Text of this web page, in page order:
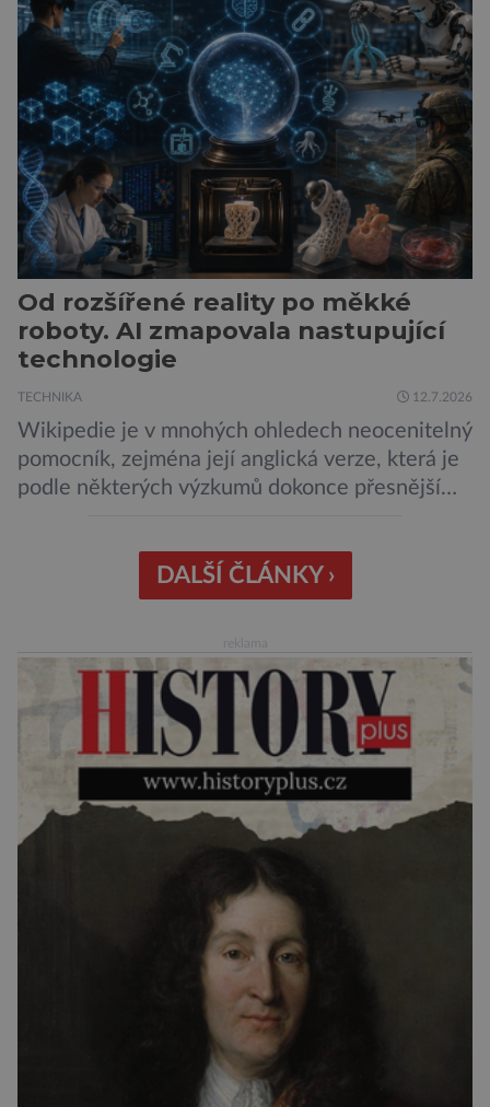
ukazuje, že i kompaktní elektromobil může být
autem, se kterým bez obav vyrazíte za hranice
města Peugeot se u modelu 208 trefil do
černého už […]
Od rozšířené reality po měkké
roboty. AI zmapovala nastupující
technologie
TECHNIKA 12.7.2026
Wikipedie je v mnohých ohledech neocenitelný
pomocník, zejména její anglická verze, která je
podle některých výzkumů dokonce přesnější
křišťálovou kouli, ze které umělá inteligence
věštila, které technologie v dohledné
Za vším stojí australští výzkumníci, kteří pomocí
umělé inteligence a […]
DALŠÍ ČLÁNKY ›